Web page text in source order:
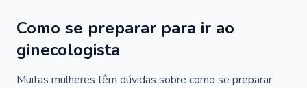
Como se preparar para ir ao
ginecologista
Muitas mulheres têm dúvidas sobre como se preparar